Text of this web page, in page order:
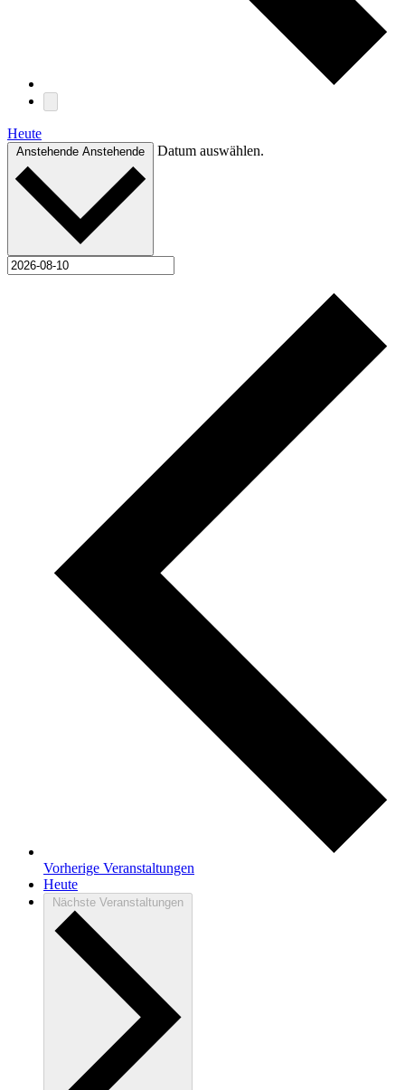
Heute
Anstehende Anstehende Datum auswählen.
Vorherige Veranstaltungen
Heute
Nächste Veranstaltungen